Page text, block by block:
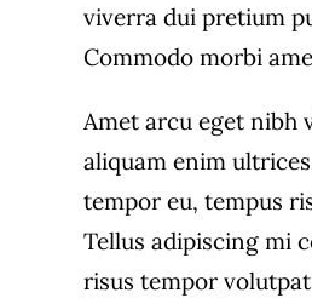
viverra dui pretium
Commodo morbi
Amet arcu eget nibh
aliquam enim
tempor eu, tempus
Tellus adipiscing mi
risus tempor